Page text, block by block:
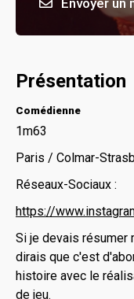
Envoyer un
Présentation
Comédienne
1m63
Paris / Colmar-
Réseaux-Sociaux :
https://
Si je devais résumer
dirais que c'est
histoire avec le
de jeu.